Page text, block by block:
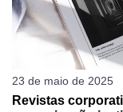
23 de maio de 2025
Revistas